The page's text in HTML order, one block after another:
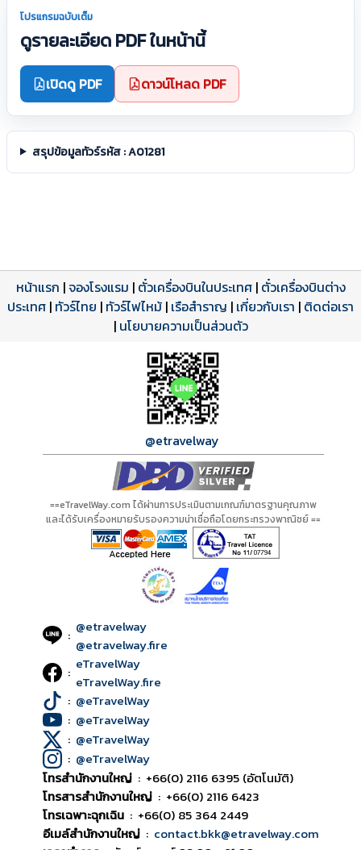
โปรแกรมฉบับเต็ม
ดูรายละเอียด PDF ในหน้านี้
เปิดดู PDF ดาวน์โหลด PDF
สรุปข้อมูลทัวร์รหัส : A01281
โปรแกรมทัวร์
ดาวน์โหลด PDF
รีวิวลูกค้าจริง
รีวิวจาก eTravelWay
เปิดหน้าเต็ม
ใบอนุญาตนำเที่ยว
เลขที่ 11/11450
เปิดหน้าเต็ม
หน้าแรก |จองโรงแรม | ตั๋วเครื่องบินในประเทศ| ตั๋วเครื่องบินต่าง
ประเทศ | ทัวร์ไทย | ทัวร์ไฟไหม้ | เรือสำราญ | เกี่ยวกับเรา | ติดต่อเรา
| นโยบายความเป็นส่วนตัว
@etravelway
==eTravelWay.com ได้ผ่านการประเมินตามเกณฑ์มาตรฐานคุณภาพ
และได้รับเครื่องหมายรับรองความน่าเชื่อถือโดยกระทรวงพาณิชย์ ==
: @etravelway
@etravelway.fire
: eTravelWay
eTravelWay.fire
: @eTravelWay
: @eTravelWay
: @eTravelWay
: @eTravelWay
โทรสำนักงานใหญ่ : +66(0) 2116 6395 (อัตโนมัติ)
โทรสารสำนักงานใหญ่ : +66(0) 2116 6423
โทรเฉพาะฉุกเฉิน : +66(0) 85 364 2449
อีเมล์สำนักงานใหญ่ : contact.bkk@etravelway.com